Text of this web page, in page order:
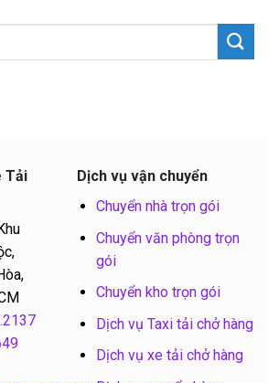
Tải
Dịch vụ vận chuyển
Chuyển nhà trọn gói
Chuyển văn phòng trọn
gói
Chuyển kho trọn gói
Dịch vụ Taxi tải chở hàng
Dịch vụ xe tải chở hàng